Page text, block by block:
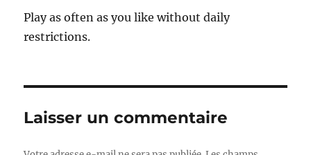
Play as often as you like without daily
restrictions.
Laisser un commentaire